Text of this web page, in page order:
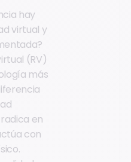
hay
virtual y
(RV)
más
en
con